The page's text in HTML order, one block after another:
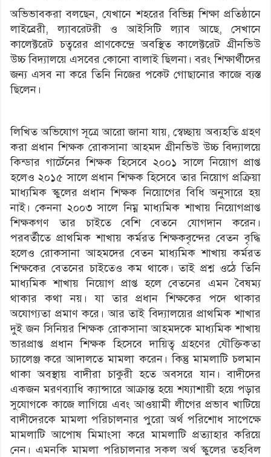
অভিভাবকরা বলছেন, যেখানে শহরের বিভিন্ন শিক্ষা প্রতিষ্ঠানে
লাইব্রেরী, ল্যাবরেটরী ও আইসিটি ল্যাব আছে, সেখানে
কালেক্টরেট চত্বরের প্রাণকেন্দ্রে অবস্থিত কালেক্টরেট গ্রীনভিউ
উচ্চ বিদ্যালয়ে এসবের কোনো বালাই ছিলনা। বরং শিক্ষার্থীদের
জন্য এসব না করে তিনি নিজের পকেট গোছানোর কাজে ব্যস্ত
ছিলেন।
লিখিত অভিযোগ সূত্রে আরো জানা যায়, স্বেচ্ছায় অব্যহতি গ্রহণ
করা প্রধান শিক্ষক রোকসানা আহমদ গ্রীনভিউ উচ্চ বিদ্যালয়ে
কিন্ডার গার্টেনের শিক্ষক হিসেবে ২০০১ সালে নিয়োগ প্রাপ্ত
হলেও ২০১৫ সালে প্রধান শিক্ষক হিসেবে তার নিয়োগ প্রক্রিয়া
মাধ্যমিক স্কুলের প্রধান শিক্ষক নিয়োগের বিধি অনুসারে হয়
নাই। কেননা ২০০৩ সালে নিম্ন মাধ্যমিক শাখায় নিয়োগপ্রাপ্ত
শিক্ষকগণ তার চাইতে বেশি বেতনে যোগদান করেন।
পরবর্তীতে প্রাথমিক শাখায় কর্মরত শিক্ষকবৃন্দের বেতন বৃদ্ধি
হলেও রোকসানা আহমদের বেতন মাধ্যমিক শাখায় কর্মরত
শিক্ষকের বেতনের চাইতেও কম থাকে। তাই প্রশ্ন ওঠে তিনি
মাধ্যমিক শাখায় নিয়োগ প্রাপ্ত হলে বেতনের এমন বৈষম্য
থাকার কথা নয়। যা তার প্রধান শিক্ষকের পদে থাকার
অযোগ্যতা প্রমাণ করে। আর তাই বিদ্যালয়ের প্রাথমিক শাখার
দুই জন সিনিয়র শিক্ষক রোকসানা আহমদকে মাধ্যমিক শাখায়
ভারপ্রাপ্ত প্রধান শিক্ষক হিসেবে দায়িত্ব গ্রহণের যৌক্তিকতা
চ্যালেঞ্জ করে আদালতে মামলা করেন। কিন্তু মামলাটি চলমান
থাকা অবস্থায় বাদীরা চাকুরী হতে অবসরে যান। বাদীদের
একজন মরণব্যাধি ক্যান্সারে আক্রান্ত হয়ে শয্যাশায়ী হয়ে পড়ার
সুযোগকে কাজে লাগিয়ে এবং আওয়ামী লীগের প্রভাব খাটিয়ে
বাদীদেরকে মামলা পরিচালনার পুরো অর্থ পরিশোধ সাপেক্ষে
মামলাটি আপোষ মিমাংসা করে মামলাটি প্রত্যাহার করিয়ে
নেন। এমনকি মামলা পরিচালনার সকল অর্থ স্কুলের তহবিল